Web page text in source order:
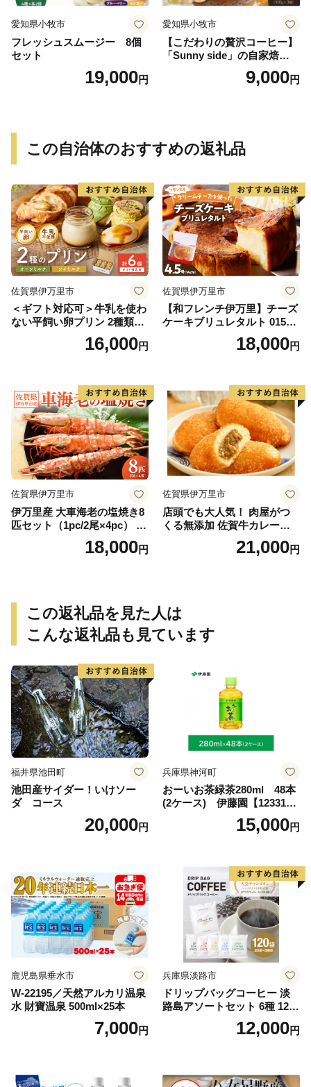
愛知県小牧市
フレッシュスムージー 8個
セット
19,000円
愛知県小牧市
【こだわりの贅沢コーヒー】
「Sunny side」の自家焙煎珈
琲ブレンド珈琲飲み比べセッ
9,000円
この自治体のおすすめの返礼品
佐賀県伊万里市
＜ギフト対応可＞牛乳を使わ
ない平飼い卵プリン 2種類セ
ット計6個 129-F28916,000円
佐賀県伊万里市
【和フレンチ伊万里】チーズ
ケーキブリュレタルト 015-F
18,000円
佐賀県伊万里市
伊万里産 大車海老の塩焼き8
匹セット（1pc/2尾×4pc） 01
18,000円
佐賀県伊万里市
店頭でも大人気！ 肉屋がつ
くる無添加 佐賀牛カレーパ
ン 10個 数量限定 155-J696
21,000円
この返礼品を見た人は
こんな返礼品も見ています
福井県池田町
池田産サイダー！いけソー
ダ コース
20,000円
兵庫県神河町
おーいお茶緑茶280ml 48本
(2ケース) 伊藤園【123317
15,000円
鹿児島県垂水市
W-22195／天然アルカリ温泉
水 財寶温泉 500ml×25本
7,000円
兵庫県淡路市
ドリップバッグコーヒー 淡
路島アソートセット 6種 120
袋 飲み比べ コーヒー
12,000円